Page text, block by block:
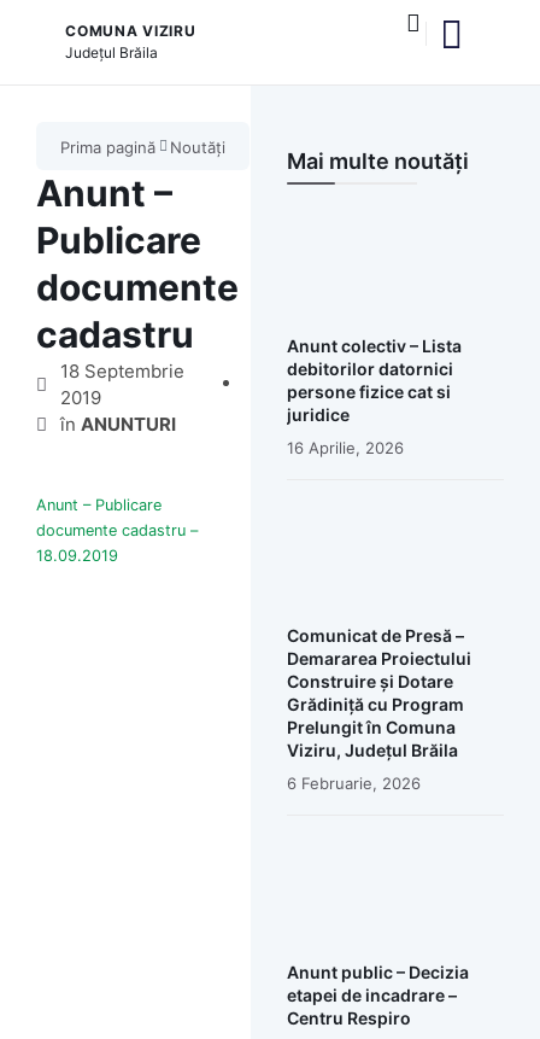
COMUNA VIZIRU
Județul Brăila
Prima pagină Noutăți
Anunt –
Publicare
documente
cadastru
18 Septembrie
2019
în ANUNTURI
Anunt – Publicare
documente cadastru –
18.09.2019
Mai multe noutăți
Anunt colectiv – Lista
debitorilor datornici
persone fizice cat si
juridice
16 Aprilie, 2026
Comunicat de Presă –
Demararea Proiectului
Construire și Dotare
Grădiniță cu Program
Prelungit în Comuna
Viziru, Județul Brăila
6 Februarie, 2026
Anunt public – Decizia
etapei de incadrare –
Centru Respiro